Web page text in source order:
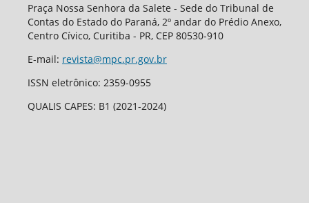
Praça Nossa Senhora da Salete - Sede do Tribunal de
Contas do Estado do Paraná, 2º andar do Prédio Anexo,
Centro Cívico, Curitiba - PR, CEP 80530-910
E-mail: revista@mpc.pr.gov.br
ISSN eletrônico: 2359-0955
QUALIS CAPES: B1 (2021-2024)